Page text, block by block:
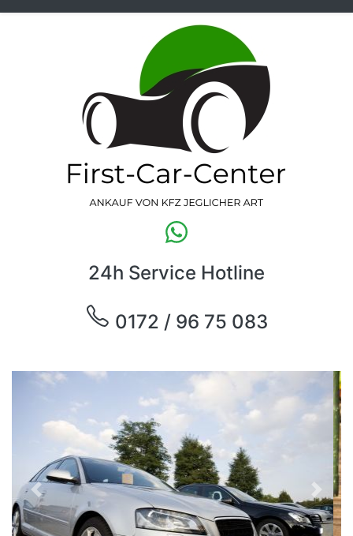
24h Service Hotline
0172 / 96 75 083
Previous Next